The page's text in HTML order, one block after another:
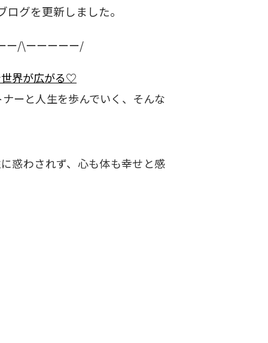
グを更新しました。
ー/\ーーーーー/
界が広がる♡
ーと人生を歩んでいく、そんな
惑わされず、心も体も幸せと感